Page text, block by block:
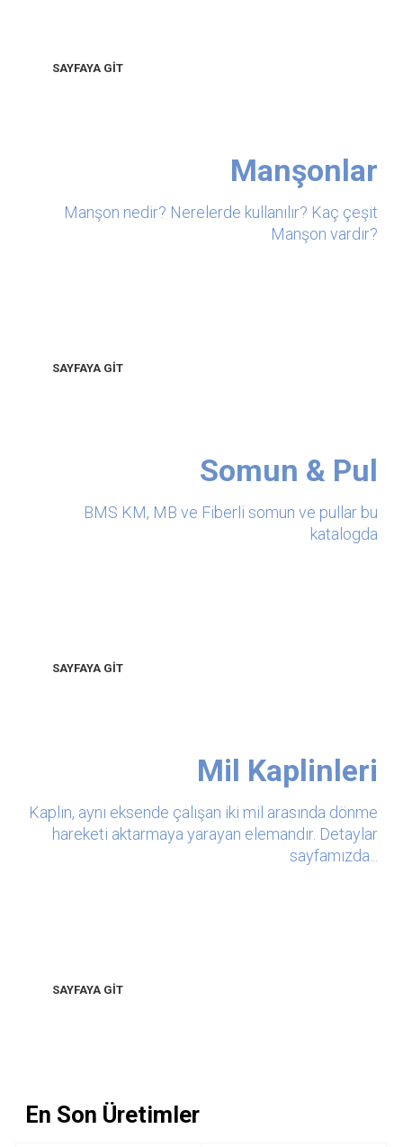
SAYFAYA GİT
Manşonlar
Manşon nedir? Nerelerde kullanılır? Kaç çeşit
Manşon vardır?
SAYFAYA GİT
Somun & Pul
BMS KM, MB ve Fiberli somun ve pullar bu
katalogda
SAYFAYA GİT
Mil Kaplinleri
Kaplin, aynı eksende çalışan iki mil arasında dönme
hareketi aktarmaya yarayan elemandır. Detaylar
sayfamızda...
SAYFAYA GİT
En Son Üretimler